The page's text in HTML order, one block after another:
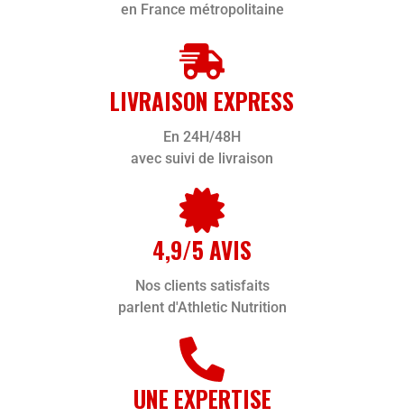
en France métropolitaine
LIVRAISON EXPRESS
En 24H/48H
avec suivi de livraison
4,9/5 AVIS
Nos clients satisfaits
parlent d'Athletic Nutrition
UNE EXPERTISE